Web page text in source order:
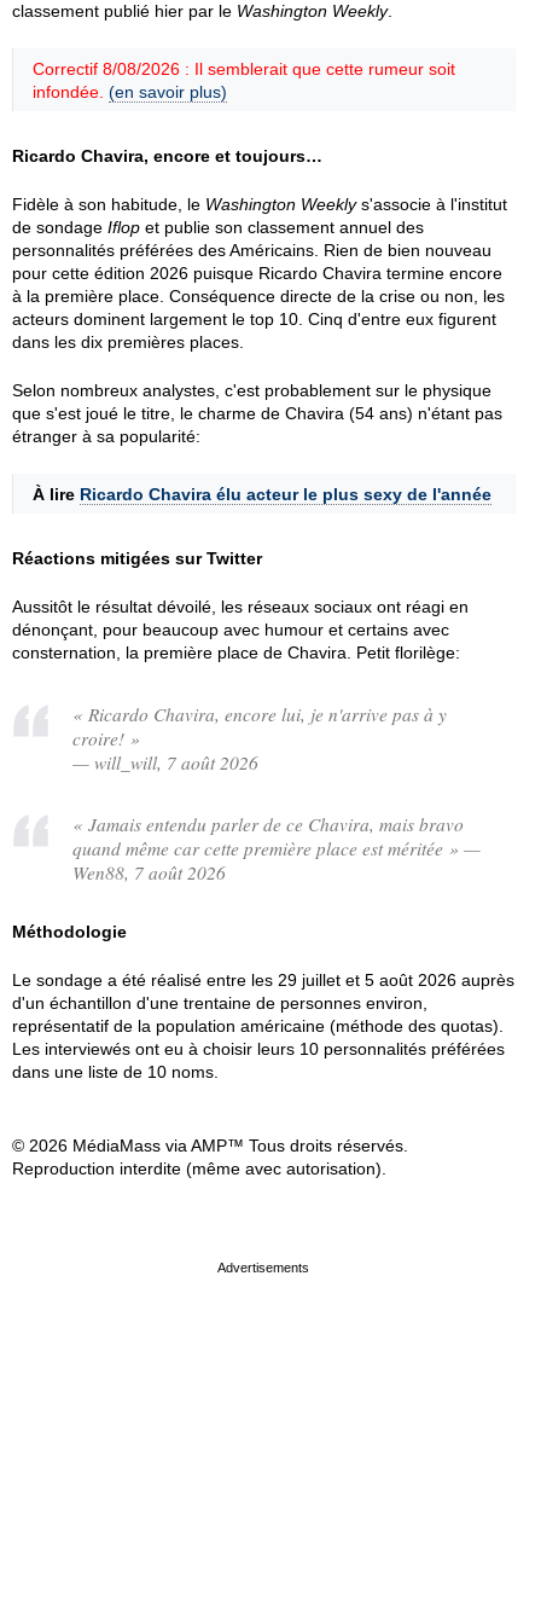
classement publié hier par le Washington Weekly.
Correctif 8/08/2026 : Il semblerait que cette rumeur soit
infondée. (en savoir plus)
Ricardo Chavira, encore et toujours…
Fidèle à son habitude, le Washington Weeklys'associe à l'institut
de sondage Iflop et publie son classement annuel des
personnalités préférées des Américains. Rien de bien nouveau
pour cette édition 2026 puisque Ricardo Chavira termine encore
à la première place. Conséquence directe de la crise ou non, les
acteurs dominent largement le top 10. Cinq d'entre eux figurent
dans les dix premières places.
Selon nombreux analystes, c'est probablement sur le physique
que s'est joué le titre, le charme de Chavira (54 ans) n'étant pas
étranger à sa popularité:
À lire Ricardo Chavira élu acteur le plus sexy de l'année
Réactions mitigées sur Twitter
Aussitôt le résultat dévoilé, les réseaux sociaux ont réagi en
dénonçant, pour beaucoup avec humour et certains avec
consternation, la première place de Chavira. Petit florilège:
« Ricardo Chavira, encore lui, je n'arrive pas à y
croire! »
— will_will, 7 août 2026
« Jamais entendu parler de ce Chavira, mais bravo
quand même car cette première place est méritée » —
Wen88, 7 août 2026
Méthodologie
Le sondage a été réalisé entre les 29 juillet et 5 août 2026 auprès
d'un échantillon d'une trentaine de personnes environ,
représentatif de la population américaine (méthode des quotas).
Les interviewés ont eu à choisir leurs 10 personnalités préférées
dans une liste de 10 noms.
© 2026 MédiaMass via AMP™ Tous droits réservés.
Reproduction interdite (même avec autorisation).